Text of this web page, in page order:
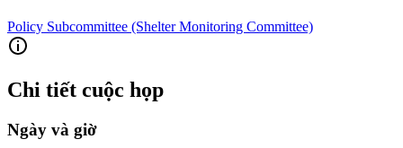
Policy Subcommittee (Shelter Monitoring Committee)
Chi tiết cuộc họp
Ngày và giờ